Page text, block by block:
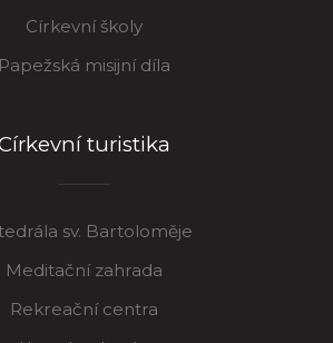
Církevní školy
Papežská misijní díla
turistika
sv. Bartoloměje
Meditační zahrada
Rekreační centra